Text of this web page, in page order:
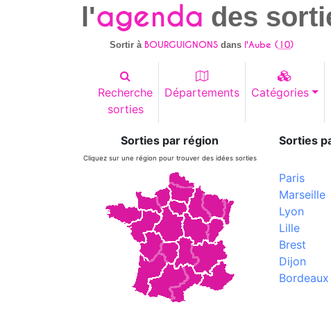
l'agenda des
Sortir à BOURGUIGNONS dans l'Aube (10)
Recherche
sorties
Départements Catégories
Sorties par région
Cliquez sur une région pour trouver des idées sorties
Sorties
Paris
Marseille
Lyon
Lille
Brest
Dijon
Bordeaux